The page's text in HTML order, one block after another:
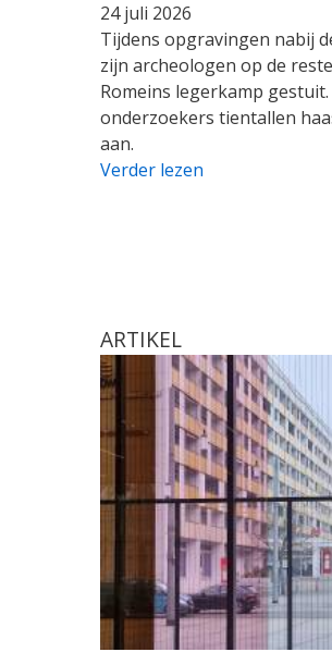
24 juli 2026
Tijdens opgravingen nabij
zijn archeologen op de
Romeins legerkamp
onderzoekers tientallen
aan.
Verder lezen
ARTIKEL